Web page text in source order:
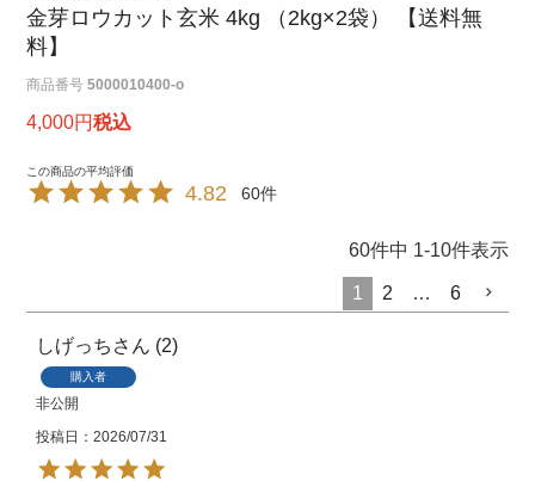
金芽ロウカット玄米 4kg （2kg×2袋） 【送料無
料】
商品番号 5000010400-o
4,000 税込
4.82 60
60件中 1-10件表示
1 2 … 6
しげっち 2
購入者
非公開
投稿日
2026/07/31